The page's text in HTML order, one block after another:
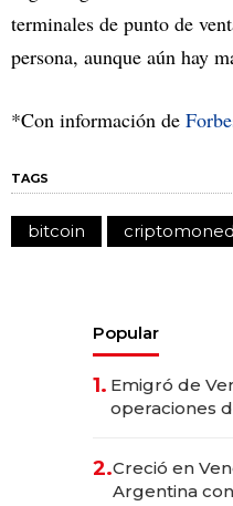
terminales de punto de
persona, aunque aún hay
*Con información de
TAGS
bitcoin
Popular
1. Emigró de
operaciones
2.Creció en
Argentina